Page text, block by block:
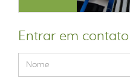
Entrar em contato